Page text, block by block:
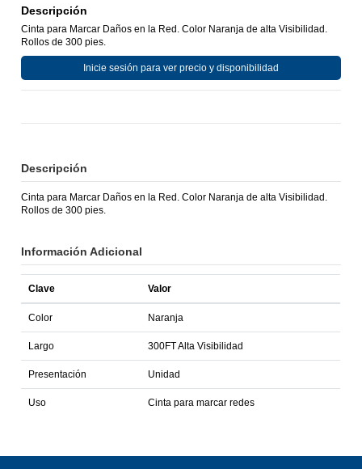
Descripción
Cinta para Marcar Daños en la Red. Color Naranja de alta Visibilidad.
Rollos de 300 pies.
Inicie sesión para ver precio y disponibilidad
Descripción
Cinta para Marcar Daños en la Red. Color Naranja de alta Visibilidad.
Rollos de 300 pies.
Información Adicional
Clave Valor
Color Naranja
Largo 300FT Alta Visibilidad
Presentación Unidad
Uso Cinta para marcar redes